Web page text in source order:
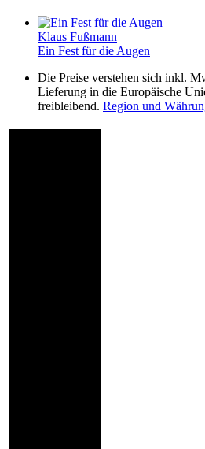
Klaus Fußmann
Ein Fest für die Augen
Die Preise verstehen sich inkl.
Lieferung in die Europäische
freibleibend. Region und